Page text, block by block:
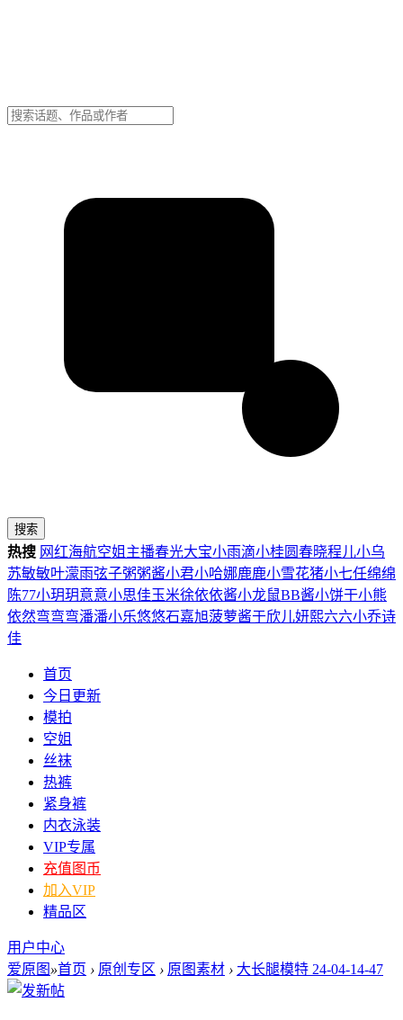
搜索
热搜 网红海航空姐 主播春光大宝小雨滴小桂圆春晓程儿小乌
苏敏敏叶濛雨弦子粥粥酱小君小哈娜鹿鹿小雪花猪小七任绵绵
陈77小玥玥意意小思佳玉米徐依依酱小龙鼠BB酱小饼干小熊
依然弯弯弯潘潘小乐悠悠石嘉旭菠萝酱于欣儿妍熙六六小乔诗
佳
首页
今日更新
模拍
空姐
丝袜
热裤
紧身裤
内衣泳装
VIP专属
充值图币
加入VIP
精品区
用户中心
爱原图 »首页 › 原创专区 › 原图素材 › 大长腿模特 24-04-14-47